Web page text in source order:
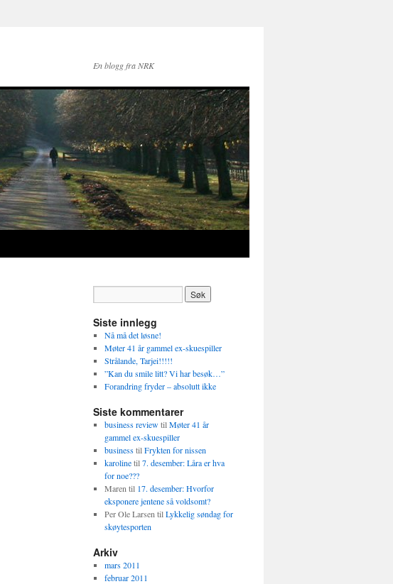
En blogg fra NRK
Siste innlegg
Nå må det løsne!
Møter 41 år gammel ex-skuespiller
Strålande, Tarjei!!!!!
”Kan du smile litt? Vi har besøk…”
Forandring fryder – absolutt ikke
Siste kommentarer
business reviewtilMøter 41 år
gammel ex-skuespiller
businesstilFrykten for nissen
karolinetil7. desember: Låra er hva
for noe???
Maren til 17. desember: Hvorfor
eksponere jentene så voldsomt?
Per Ole Larsen tilLykkelig søndag for
skøytesporten
Arkiv
mars 2011
februar 2011